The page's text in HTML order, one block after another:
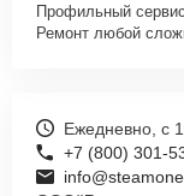
Профильный
Ремонт любой
Ежедневно, с
+7 (800) 301-